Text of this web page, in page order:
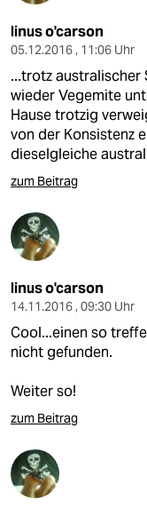
linus o'carson
05.12.2016 , 11:06 Uhr
...trotz australischer
wieder Vegemite
Hause trotzig
von der Konsistenz
dieselgleiche
zum Beitrag
linus o'carson
14.11.2016 , 09:30 Uhr
Cool...einen so
nicht gefunden.
Weiter so!
zum Beitrag